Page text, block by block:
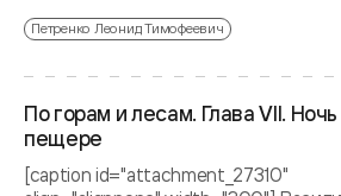
Петренко Леонид Тимофеевич
По горам и лесам. Глава VII.
пещере
[caption id="attachment_27310"